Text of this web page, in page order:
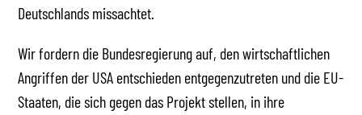
Deutschlands missachtet.
Wir fordern die Bundesregierung auf, den wirtschaftlichen
Angriffen der USA entschieden entgegenzutreten und die EU-
Staaten, die sich gegen das Projekt stellen, in ihre